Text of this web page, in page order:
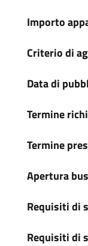
Importo
Criterio di
Data di
Termine
Termine
Apertura
Requisiti di
Requisiti di